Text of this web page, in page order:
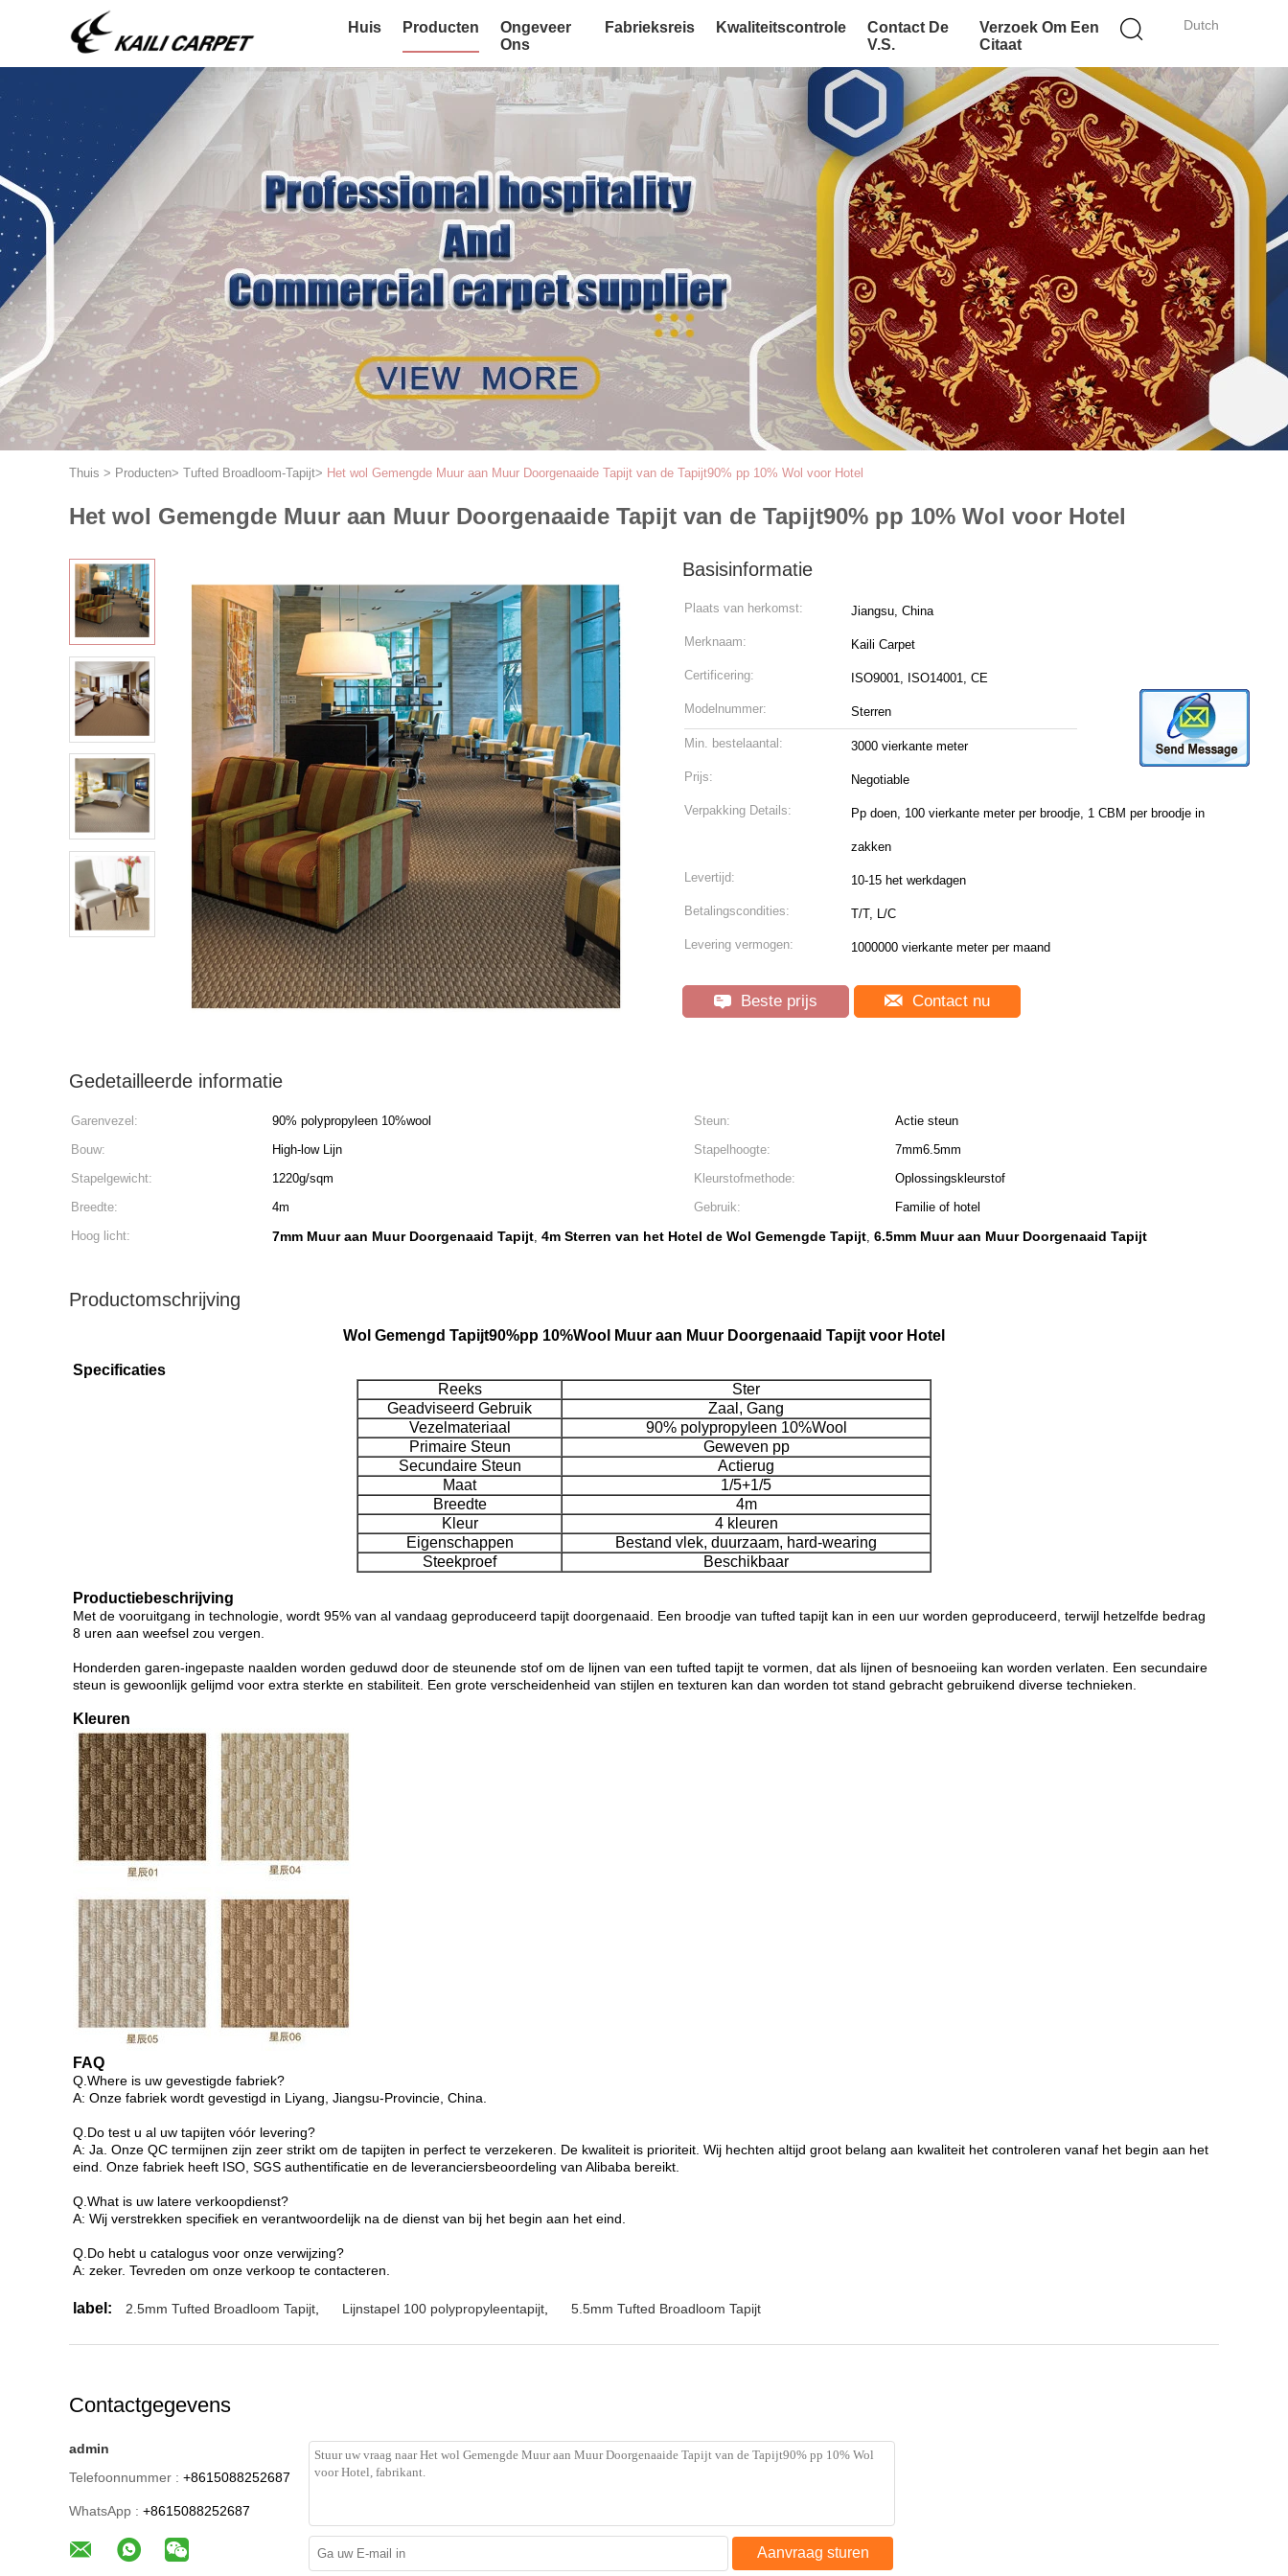
Dutch
Huis Producten
Ongeveer
Ons
Fabrieksreis Kwaliteitscontrole
Contact De
V.S.
Verzoek Om Een
Citaat
Thuis > Producten> Tufted Broadloom-Tapijt> Het wol Gemengde Muur aan Muur Doorgenaaide Tapijt van de Tapijt90% pp 10% Wol voor Hotel
Het wol Gemengde Muur aan Muur Doorgenaaide Tapijt van de Tapijt90% pp 10% Wol voor Hotel
Basisinformatie
Plaats van herkomst: Jiangsu, China
Merknaam: Kaili Carpet
Certificering: ISO9001, ISO14001, CE
Modelnummer: Sterren
Min. bestelaantal: 3000 vierkante meter
Prijs: Negotiable
Verpakking Details: Pp doen, 100 vierkante meter per broodje, 1 CBM per broodje in
zakken
Levertijd: 10-15 het werkdagen
Betalingscondities: T/T, L/C
Levering vermogen: 1000000 vierkante meter per maand
Beste prijs Contact nu
Gedetailleerde informatie
Garenvezel: 90% polypropyleen 10%wool Steun:
Actie steun
Bouw:
High-low Lijn Stapelhoogte:
7mm6.5mm
Stapelgewicht:
1220g/sqm Kleurstofmethode:
Oplossingskleurstof
Breedte:
4m Gebruik:
Familie of hotel
Hoog licht:
7mm Muur aan Muur Doorgenaaid Tapijt, 4m Sterren van het Hotel de Wol Gemengde Tapijt, 6.5mm Muur aan Muur Doorgenaaid Tapijt
Productomschrijving
Wol Gemengd Tapijt90%pp 10%Wool Muur aan Muur Doorgenaaid Tapijt voor Hotel
Specificaties
Reeks
Ster
Geadviseerd Gebruik
Zaal, Gang
Vezelmateriaal
90% polypropyleen 10%Wool
Primaire Steun
Geweven pp
Secundaire Steun
Actierug
Maat
1/5+1/5
Breedte
4m
Kleur
4 kleuren
Eigenschappen
Bestand vlek, duurzaam, hard-wearing
Steekproef
Beschikbaar
Productiebeschrijving
Met de vooruitgang in technologie, wordt 95% van al vandaag geproduceerd tapijt doorgenaaid. Een broodje van tufted tapijt kan in een uur worden geproduceerd, terwijl hetzelfde bedrag
8 uren aan weefsel zou vergen.
Honderden garen-ingepaste naalden worden geduwd door de steunende stof om de lijnen van een tufted tapijt te vormen, dat als lijnen of besnoeiing kan worden verlaten. Een secundaire
steun is gewoonlijk gelijmd voor extra sterkte en stabiliteit. Een grote verscheidenheid van stijlen en texturen kan dan worden tot stand gebracht gebruikend diverse technieken.
Kleuren
FAQ
Q.Where is uw gevestigde fabriek?
A: Onze fabriek wordt gevestigd in Liyang, Jiangsu-Provincie, China.
Q.Do test u al uw tapijten vóór levering?
A: Ja. Onze QC termijnen zijn zeer strikt om de tapijten in perfect te verzekeren. De kwaliteit is prioriteit. Wij hechten altijd groot belang aan kwaliteit het controleren vanaf het begin aan het
eind. Onze fabriek heeft ISO, SGS authentificatie en de leveranciersbeoordeling van Alibaba bereikt.
Q.What is uw latere verkoopdienst?
A: Wij verstrekken specifiek en verantwoordelijk na de dienst van bij het begin aan het eind.
Q.Do hebt u catalogus voor onze verwijzing?
A: zeker. Tevreden om onze verkoop te contacteren.
label: 2.5mm Tufted Broadloom Tapijt Lijnstapel 100 polypropyleentapijt 5.5mm Tufted Broadloom Tapijt
Contactgegevens
admin
Telefoonnummer : +8615088252687
WhatsApp : +8615088252687
Aanvraag sturen